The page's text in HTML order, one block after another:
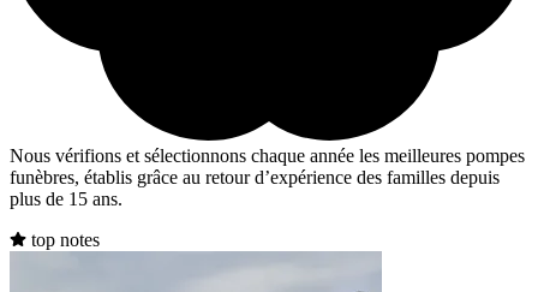
Nous vérifions et sélectionnons chaque année les meilleures pompes
funèbres, établis grâce au retour d’expérience des familles depuis
plus de 15 ans.
top notes